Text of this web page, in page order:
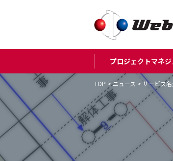
プロジェクトマネ
TOP >ニュース > サービス